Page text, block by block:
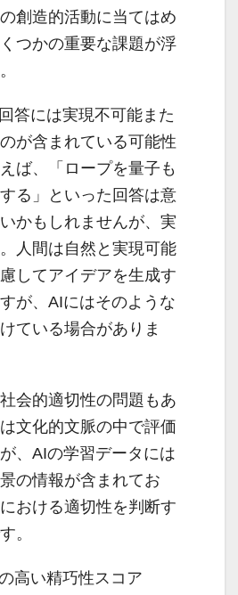
創造的活動に当てはめ
つかの重要な課題が浮
答には実現不可能また
が含まれている可能性
ば、「ロープを量子も
る」といった回答は意
かもしれませんが、実
人間は自然と実現可能
してアイデアを生成す
が、AIにはそのような
ている場合がありま
会的適切性の問題もあ
文化的文脈の中で評価
、AIの学習データには
の情報が含まれてお
おける適切性を判断す
。
高い精巧性スコア